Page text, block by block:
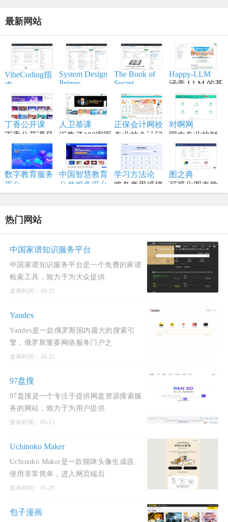
最新网站
VibeCoding指
南
一个通过与 AI
结对编程，将
想法变为现实
的终极工作站
System Design
Primer
帮助开发者学
习大型系统设
计原理、备战
技术面试，是
系统设计领域
的权威学习资
源。
The Book of
Secret
Knowledge
实用的列表、
手册、备忘
单、黑客技
巧、一行代
码、命令行/网
页工具资源。
Happy-LLM
涵盖 LLM 的基
本原理,训练流
程,模型构建等
内容,适合具备
一定编程和深
学习者。
丁香公开课
丁香公开课是
将传统线下授
课搬到网络平
台
人卫慕课
汇集了182家医
学高等院校的
顶尖资源
正保会计网校
专业的会计门
户网站，专注
财会职业培训
品牌,从事初级
会计职称考试
对啊网
国内专业的财
经财会会计类
职业教育分班
直播网校
数字教育服务
平台
展为核心，服
师、学生及社
会公众。
中国智慧教育
公共服务平台
学习方法论
将各类思维模
图之典
可视化图表学
热门网站
中国家谱知识服务平台
中国家谱知识服务平台是一个免费的家谱
检索工具，致力于为大众提供
发布时间：10-21
Yandex
Yandex是一款俄罗斯国内最大的搜索引
擎，俄罗斯重要网络服务门户之
发布时间：10-21
97盘搜
97盘搜是一个专注于提供网盘资源搜索服
务的网站，致力于为用户提供
发布时间：09-15
Uchinoko Maker
Uchinoko Maker是一款猫咪头像生成器。
使用非常简单，进入网页端后
发布时间：11-29
包子漫画